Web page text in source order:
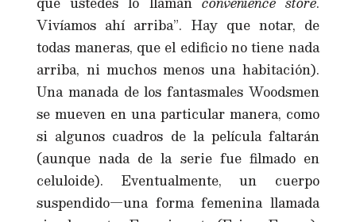
Vivíamos ahí arriba”. Hay que notar, de
todas maneras, que el edificio no tiene nada
arriba, ni muchos menos una habitación).
Una manada de los fantasmales Woodsmen
se mueven en una particular manera, como
si algunos cuadros de la película faltarán
(aunque nada de la serie fue filmado en
celuloide). Eventualmente, un cuerpo
suspendido—una forma femenina llamada